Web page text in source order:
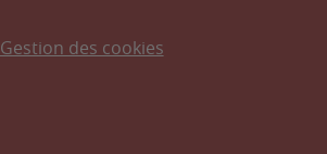
Gestion des cookies